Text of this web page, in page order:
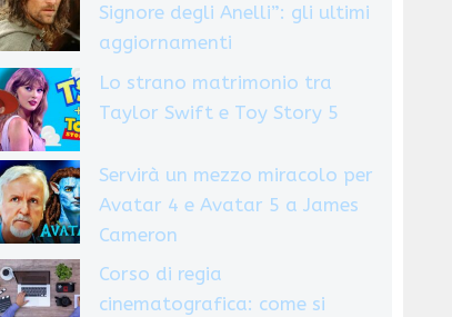
Signore degli Anelli”: gli ultimi
aggiornamenti
Lo strano matrimonio tra
Taylor Swift e Toy Story 5
Servirà un mezzo miracolo per
Avatar 4 e Avatar 5 a James
Cameron
Corso di regia
cinematografica: come si